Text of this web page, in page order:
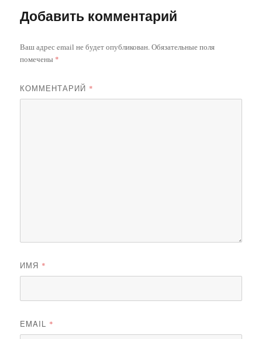
Добавить комментарий
Ваш адрес email не будет опубликован.Обязательные поля
помечены *
КОММЕНТАРИЙ *
ИМЯ *
EMAIL *